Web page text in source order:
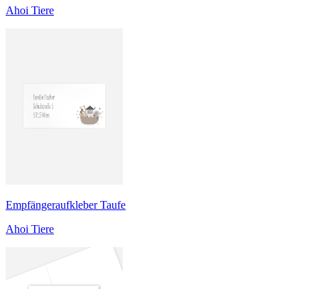
Ahoi Tiere
Empfängeraufkleber Taufe
Ahoi Tiere